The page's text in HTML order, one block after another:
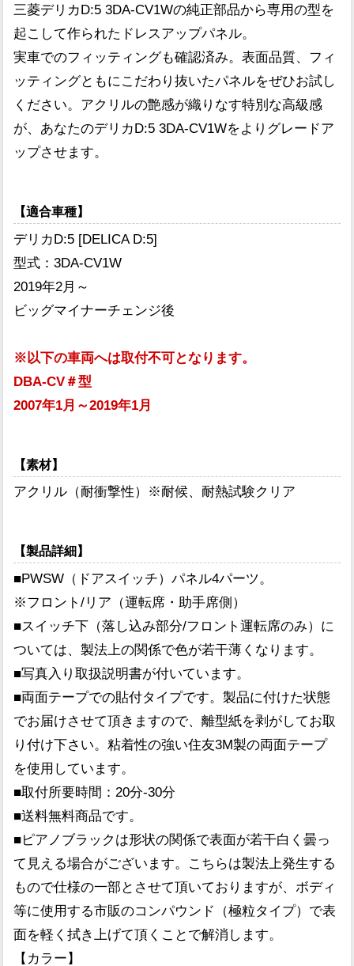
三菱デリカD:5 3DA-CV1Wの純正部品から専用の型を
起こして作られたドレスアップパネル。
実車でのフィッティングも確認済み。表面品質、フィ
ッティングともにこだわり抜いたパネルをぜひお試し
ください。アクリルの艶感が織りなす特別な高級感
が、あなたのデリカD:5 3DA-CV1Wをよりグレードア
ップさせます。
【適合車種】
デリカD:5 [DELICA D:5]
型式：3DA-CV1W
2019年2月～
ビッグマイナーチェンジ後
※以下の車両へは取付不可となります。
DBA-CV＃型
2007年1月～2019年1月
【素材】
アクリル（耐衝撃性）※耐候、耐熱試験クリア
【製品詳細】
■PWSW（ドアスイッチ）パネル4パーツ。
※フロント/リア（運転席・助手席側）
■スイッチ下（落し込み部分/フロント運転席のみ）に
ついては、製法上の関係で色が若干薄くなります。
■写真入り取扱説明書が付いています。
■両面テープでの貼付タイプです。製品に付けた状態
でお届けさせて頂きますので、離型紙を剥がしてお取
り付け下さい。粘着性の強い住友3M製の両面テープ
を使用しています。
■取付所要時間：20分-30分
■送料無料商品です。
■ピアノブラックは形状の関係で表面が若干白く曇っ
て見える場合がございます。こちらは製法上発生する
もので仕様の一部とさせて頂いておりますが、ボディ
等に使用する市販のコンパウンド（極粒タイプ）で表
面を軽く拭き上げて頂くことで解消します。
【カラー】